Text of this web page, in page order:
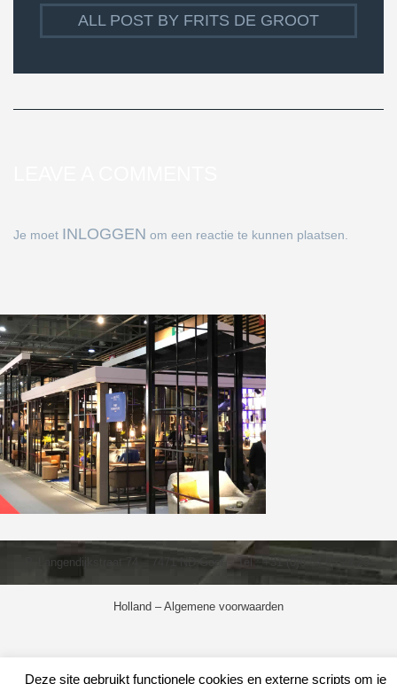
ALL POST BY FRITS DE GROOT
Je moet INLOGGEN om een reactie te kunnen plaatsen.
P. Langendijkstraat 74 – 7471 ND Goor – Tel.: +31 (0)6 54 95 24 29 –
Holland –Algemene voorwaarden
Deze site gebruikt functionele cookies en externe scripts om je